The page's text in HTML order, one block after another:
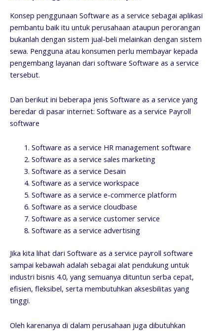
Konsep penggunaan Software as a service sebagai aplikasi
pembantu baik itu untuk perusahaan ataupun perorangan
bukanlah dengan sistem jual-beli melainkan dengan sistem
sewa. Pengguna atau konsumen perlu membayar kepada
pengembang layanan dari software Software as a service
tersebut.
Dan berikut ini beberapa jenis Software as a service yang
beredar di pasar internet: Software as a service Payroll
software
Software as a service HR management software
Software as a service sales marketing
Software as a service Desain
Software as a service workspace
Software as a service e-commerce platform
Software as a service cloudbase
Software as a service customer service
Software as a service advertising
Jika kita lihat dari Software as a service payroll software
sampai kebawah adalah sebagai alat pendukung untuk
industri bisnis 4.0, yang semuanya dituntun serba cepat,
efisien, fleksibel, serta membutuhkan aksesbilitas yang
tinggi.
Oleh karenanya di dalam perusahaan juga dibutuhkan